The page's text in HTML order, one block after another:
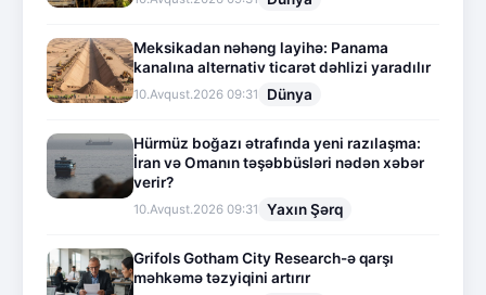
Meksikadan nəhəng layihə: Panama
kanalına alternativ ticarət dəhlizi yaradılır
10.Avqust.2026 09:31 Dünya
Hürmüz boğazı ətrafında yeni razılaşma:
İran və Omanın təşəbbüsləri nədən xəbər
verir?
10.Avqust.2026 09:31 Yaxın Şərq
Grifols Gotham City Research-ə qarşı
məhkəmə təzyiqini artırır